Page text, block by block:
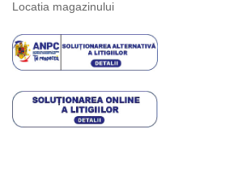
Locatia magazinului